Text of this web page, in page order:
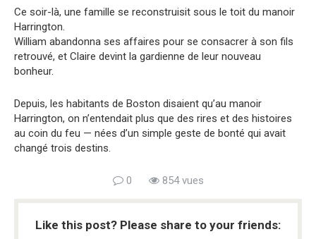
Ce soir-là, une famille se reconstruisit sous le toit du manoir
Harrington.
William abandonna ses affaires pour se consacrer à son fils
retrouvé, et Claire devint la gardienne de leur nouveau
bonheur.
Depuis, les habitants de Boston disaient qu’au manoir
Harrington, on n’entendait plus que des rires et des histoires
au coin du feu — nées d’un simple geste de bonté qui avait
changé trois destins.
0 854 vues
Like this post? Please share to your friends: